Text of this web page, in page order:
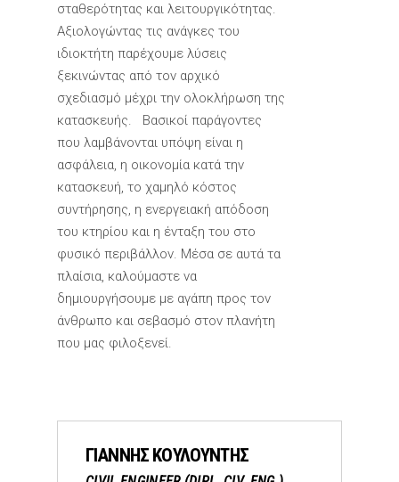
σταθερότητας και λειτουργικότητας.
Αξιολογώντας τις ανάγκες του
ιδιοκτήτη παρέχουμε λύσεις
ξεκινώντας από τον αρχικό
σχεδιασμό μέχρι την ολοκλήρωση της
κατασκευής. Βασικοί παράγοντες
που λαμβάνονται υπόψη είναι η
ασφάλεια, η οικονομία κατά την
κατασκευή, το χαμηλό κόστος
συντήρησης, η ενεργειακή απόδοση
του κτηρίου και η ένταξη του στο
φυσικό περιβάλλον. Μέσα σε αυτά τα
πλαίσια, καλούμαστε να
δημιουργήσουμε με αγάπη προς τον
άνθρωπο και σεβασμό στον πλανήτη
που μας φιλοξενεί.
ΓΙΑΝΝΗΣ ΚΟΥΛΟΥΝΤΗΣ